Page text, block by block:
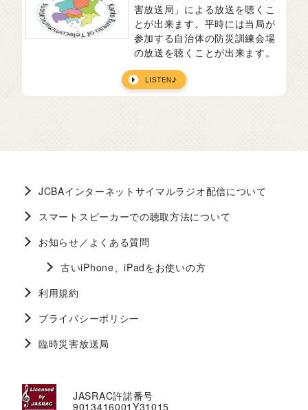
害放送局」による放送を聴くこ
とが出来ます。平時には当局が
参加する自治体の防災訓練会場
の放送を聴くことが出来ます。
LISTEN♪
JCBAインターネットサイマルラジオ配信について
スマートスピーカーでの聴取方法について
お知らせ／よくある質問
古いiPhone、iPadをお使いの方
利用規約
プライバシーポリシー
臨時災害放送局
JASRAC許諾番号
9013416001Y31015